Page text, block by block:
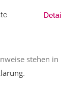
68163
stehen in
.